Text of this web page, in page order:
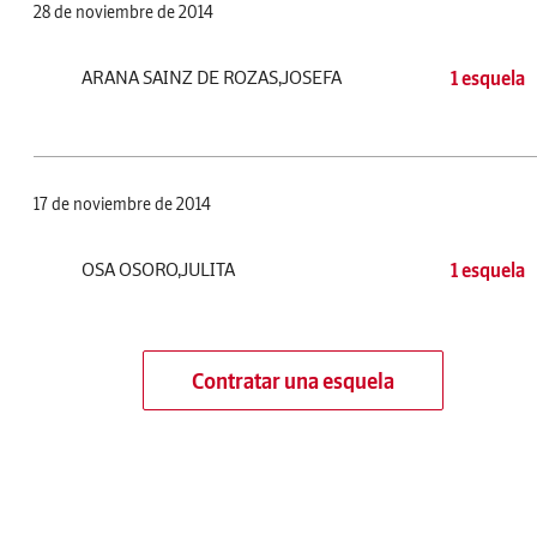
28 de noviembre de 2014
ARANA SAINZ DE ROZAS,JOSEFA 1 esquela
17 de noviembre de 2014
OSA OSORO,JULITA 1 esquela
Contratar una esquela